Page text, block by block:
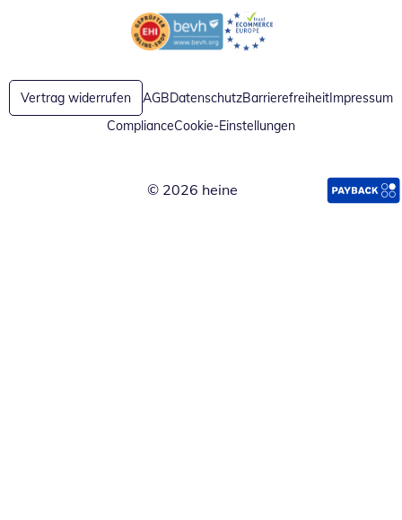
Öffnet in neuem FensterÖffnet in neuem Fenster
Vertrag widerrufen AGBDatenschutzBarrierefreiheitImpressum
ComplianceCookie-Einstellungen
© 2026 heine